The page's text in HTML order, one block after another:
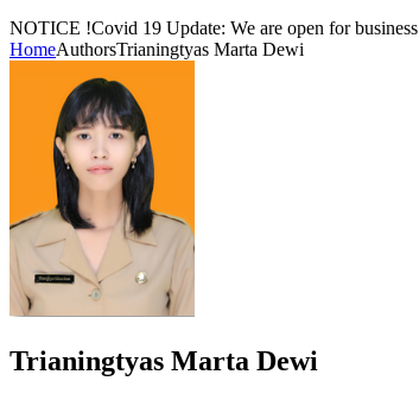
NOTICE !Covid 19 Update: We are open for business
HomeAuthorsTrianingtyas Marta Dewi
Trianingtyas Marta Dewi